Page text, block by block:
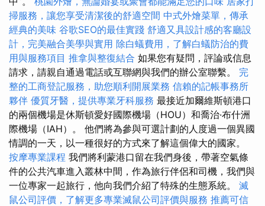
掃服務，讓您享受清潔後的舒適空間 中式外燴菜單，傳承
經典的美味 谷歌SEO的最佳實踐 舒適又具設計感的客廳設
計，完美融合美學與實用 除白蟻費用，了解白蟻防治的費
用與服務項目 推拿與整復結合 如果您有疑問，評論或信息
請求，請親自通過電話或互聯網與我們的辦公室聯繫。 完
整的工商登記服務，助您順利開展業務 信賴的記帳事務所
夥伴 優質牙醫，提供專業牙科服務 最接近加爾維斯頓港口
的兩個機場是休斯頓愛好國際機場（HOU）和喬治·布什洲
際機場（IAH）。 他們將為參與可選計劃的人度過一個異國
情調的一天，以一種很好的方式來了解這個偉大的國家。
按摩專業課程 我們將利蒙港口留在我們身後，帶著空氣條
件的公共汽車進入叢林中間，作為旅行伴侶和司機，我們與
一位專家一起旅行，他向我們介紹了特殊的生態系統。 滅
鼠公司評價，了解更多專業滅鼠公司評價與服務 推薦可信